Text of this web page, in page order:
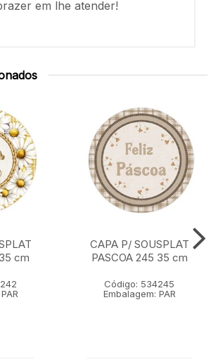
em lhe atender!
cm
CAPA P/ SOUSPLAT
PASCOA 245 35 cm
Código: 534245
Embalagem: PAR